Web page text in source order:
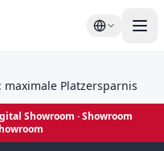
Platzersparnis
Showroom · Showroom